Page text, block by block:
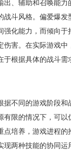
出、辅助和召唤能力
战斗风格。偏爱爆发
强化能力，而倾向于
伤害。在实际游戏中
于根据具体的战斗需
据不同的游戏阶段和
有限的情况下，可以
点培养，游戏进程的
现两种技能的协同运